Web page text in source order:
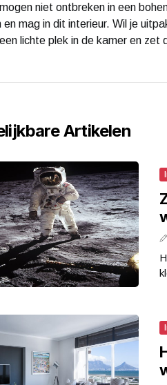
niet ontbreken in een
en mag in dit interieur. Wil je
lichte plek in de kamer en
Artikelen